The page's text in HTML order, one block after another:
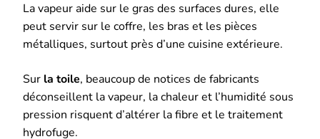
La vapeur aide sur le gras des surfaces dures, elle
peut servir sur le coffre, les bras et les pièces
métalliques, surtout près d’une cuisine extérieure.
Sur la toile, beaucoup de notices de fabricants
déconseillent la vapeur, la chaleur et l’humidité sous
pression risquent d’altérer la fibre et le traitement
hydrofuge.